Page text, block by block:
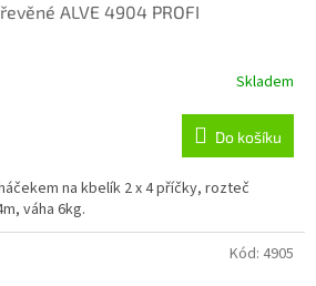
ALVE 4904 PROFI
Skladem
Do košíku
na kbelík 2 x 4 příčky, rozteč
váha 6kg.
Kód: 4905